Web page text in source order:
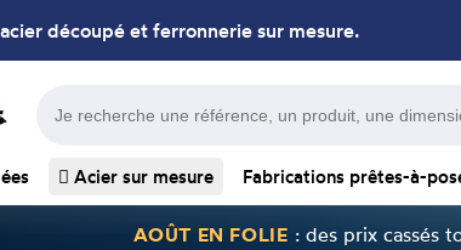
découpé et ferronnerie sur mesure.
Acier sur mesure Fabrications prêtes-à-
AOÛT EN FOLIE : des prix cassés